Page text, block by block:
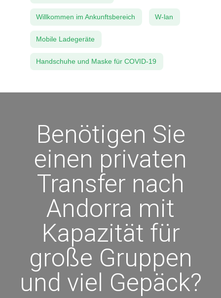
Willkommen im Ankunftsbereich W-lan
Mobile Ladegeräte
Handschuhe und Maske für COVID-19
Benötigen Sie
einen privaten
Transfer nach
Andorra mit
Kapazität für
große Gruppen
und viel Gepäck?